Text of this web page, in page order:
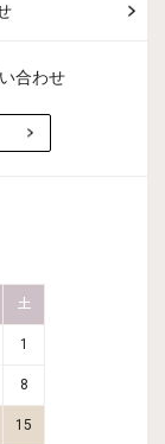
ワール 冠婚葬祭
合わせ
土
1
8
15